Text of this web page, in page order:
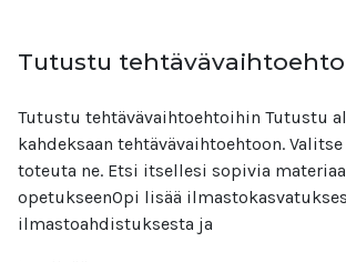
Tutustu
Tutustu tehtävävaihtoehtoihin Tutustu
kahdeksaan tehtävävaihtoehtoon.
toteuta ne. Etsi itsellesi sopivia
opetukseenOpi lisää
ilmastoahdistuksesta ja